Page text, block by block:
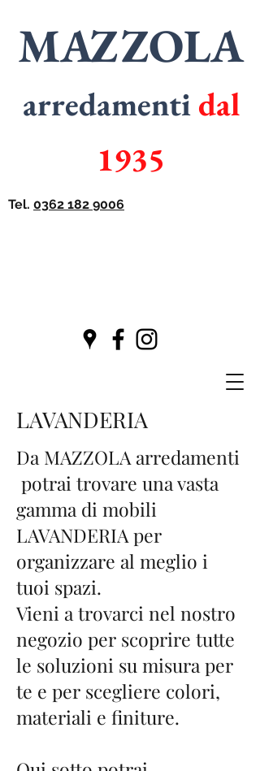
MAZZOLA
arredamentidal
1935
Tel. 0362 182 9006
LAVANDERIA
Da MAZZOLA arredamenti
potrai trovare una vasta
gamma di mobili
LAVANDERIA per
organizzare al meglio i
tuoi spazi.
Vieni a trovarci nel nostro
negozio per scoprire tutte
le soluzioni su misura per
te e per scegliere colori,
materiali e finiture.